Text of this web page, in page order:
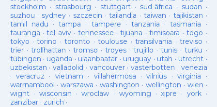
stockholm · strasbourg · stuttgart· sud-âfrica · sudan ·
suzhou · sydney · szczecin ·tailandia ·taiwan · tajikistan ·
tamil nadu ·tampa · tampere · tanzania ·tasmania ·
tauranga ·tel aviv· tennessee ·tijuana ·timisoara ·togo ·
tokyo ·torino ·toronto ·toulouse ·transilvania ·treviso ·
trier· trollhattan · tromso · troyes·trujillo ·tunis ·turku ·
tübingen · uganda · ulaanbaatar · uruguay · utah · utrecht ·
uzbekistan · valladolid · vancouver· vasterbotten · venezia
· veracruz · vietnam · villahermosa ·vilnius ·virginia ·
warrnambool ·warszawa ·washington · wellington · wien ·
wight· wisconsin ·wroclaw · wyoming ·xipre · york·
zanzibar· zurich ·